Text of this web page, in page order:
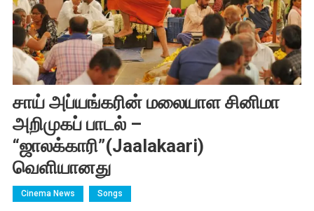
சாய் அப்யங்கரின் மலையாள சினிமா
அறிமுகப் பாடல் –
“ஜாலக்காரி”(Jaalakaari)
வெளியானது
Cinema News Songs